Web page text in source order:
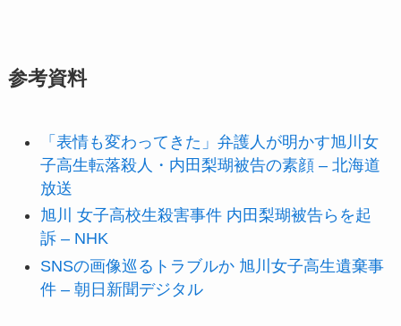
参考資料
「表情も変わってきた」弁護人が明かす旭川女
子高生転落殺人・内田梨瑚被告の素顔 – 北海道
放送
旭川 女子高校生殺害事件 内田梨瑚被告らを起
訴 – NHK
SNSの画像巡るトラブルか 旭川女子高生遺棄事
件 – 朝日新聞デジタル